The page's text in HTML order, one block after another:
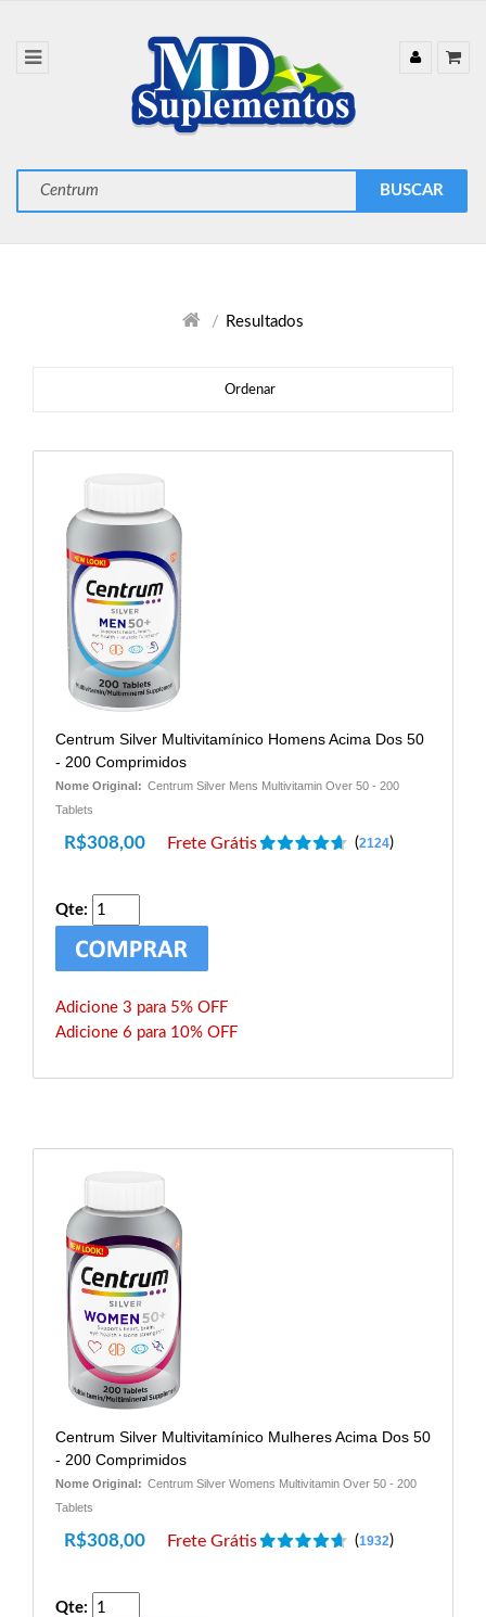
Resultados
Ordenar
Centrum Silver Multivitamínico Homens Acima Dos 50
- 200 Comprimidos
Nome Original: Centrum Silver Mens Multivitamin Over 50 - 200
Tablets
R$308,00 Frete Grátis (2124)
Qte:
Adicione 3 para 5% OFF
Adicione 6 para 10% OFF
Centrum Silver Multivitamínico Mulheres Acima Dos 50
- 200 Comprimidos
Nome Original: Centrum Silver Womens Multivitamin Over 50 - 200
Tablets
R$308,00 Frete Grátis (1932)
Qte: